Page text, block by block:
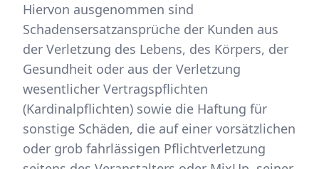
Hiervon ausgenommen sind
Schadensersatzansprüche der Kunden aus
der Verletzung des Lebens, des Körpers, der
Gesundheit oder aus der Verletzung
wesentlicher Vertragspflichten
(Kardinalpflichten) sowie die Haftung für
sonstige Schäden, die auf einer vorsätzlichen
oder grob fahrlässigen Pflichtverletzung